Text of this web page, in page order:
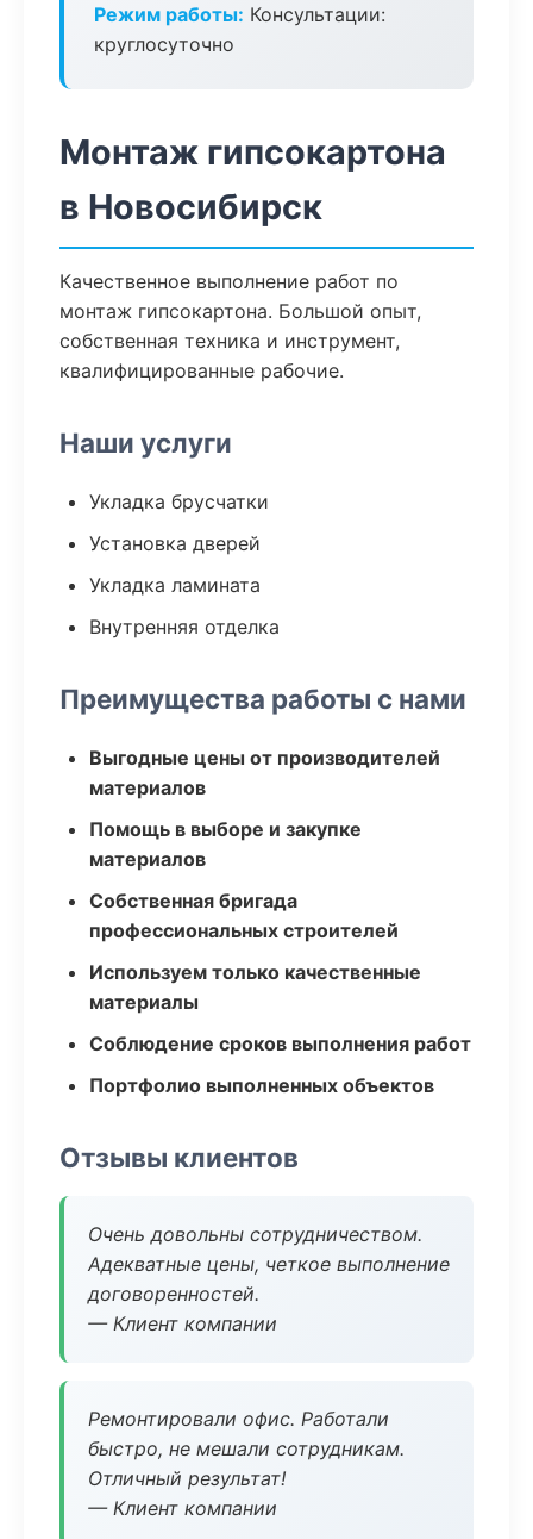
Режим работы: Консультации:
круглосуточно
Монтаж гипсокартона
в Новосибирск
Качественное выполнение работ по
монтаж гипсокартона. Большой опыт,
собственная техника и инструмент,
квалифицированные рабочие.
Наши услуги
Укладка брусчатки
Установка дверей
Укладка ламината
Внутренняя отделка
Преимущества работы с нами
Выгодные цены от производителей
материалов
Помощь в выборе и закупке
материалов
Собственная бригада
профессиональных строителей
Используем только качественные
материалы
Соблюдение сроков выполнения работ
Портфолио выполненных объектов
Отзывы клиентов
Очень довольны сотрудничеством.
Адекватные цены, четкое выполнение
договоренностей.
— Клиент компании
Ремонтировали офис. Работали
быстро, не мешали сотрудникам.
Отличный результат!
— Клиент компании